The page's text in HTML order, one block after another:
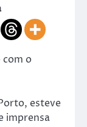
com o
esteve
imprensa